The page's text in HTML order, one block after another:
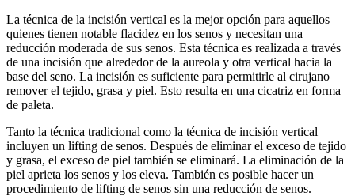
La técnica de la incisión vertical es la mejor opción para aquellos
quienes tienen notable flacidez en los senos y necesitan una
reducción moderada de sus senos. Esta técnica es realizada a través
de una incisión que alrededor de la aureola y otra vertical hacia la
base del seno. La incisión es suficiente para permitirle al cirujano
remover el tejido, grasa y piel. Esto resulta en una cicatriz en forma
de paleta.
Tanto la técnica tradicional como la técnica de incisión vertical
incluyen un lifting de senos. Después de eliminar el exceso de tejido
y grasa, el exceso de piel también se eliminará. La eliminación de la
piel aprieta los senos y los eleva. También es posible hacer un
procedimiento de lifting de senos sin una reducción de senos.